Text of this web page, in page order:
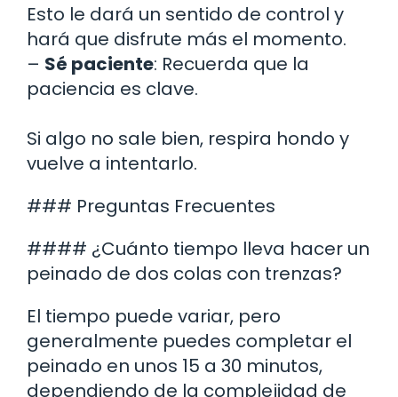
Esto le dará un sentido de control y
hará que disfrute más el momento.
– Sé paciente: Recuerda que la
paciencia es clave.
Si algo no sale bien, respira hondo y
vuelve a intentarlo.
### Preguntas Frecuentes
#### ¿Cuánto tiempo lleva hacer un
peinado de dos colas con trenzas?
El tiempo puede variar, pero
generalmente puedes completar el
peinado en unos 15 a 30 minutos,
dependiendo de la complejidad de